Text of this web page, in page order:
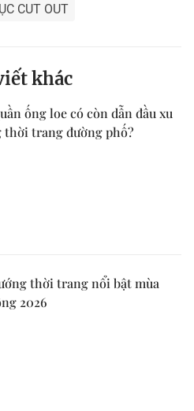
CUT OUT
khác
ống loe có còn dẫn đầu xu
thời trang đường phố?
thời trang nổi bật mùa
2026